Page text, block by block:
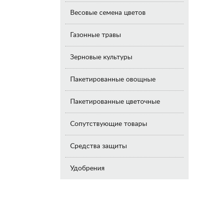
Весовые семена цветов
Газонные травы
Зерновые культуры
Пакетированные овощные
Пакетированные цветочные
Сопутствующие товары
Средства защиты
Удобрения